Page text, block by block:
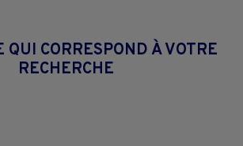
QUI CORRESPOND À VOTRE
RECHERCHE